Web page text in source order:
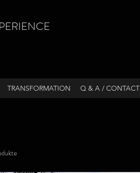
TRANSFORMATION Q & A / CONTACT